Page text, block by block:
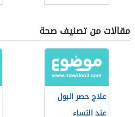
مقالات من تصنيف صحة
علاج حصر البول
عند النساء